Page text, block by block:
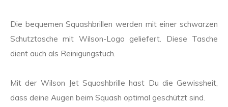
Die bequemen Squashbrillen werden mit einer schwarzen
Schutztasche mit Wilson-Logo geliefert. Diese Tasche
dient auch als Reinigungstuch.
Mit der Wilson Jet Squashbrille hast Du die Gewissheit,
dass deine Augen beim Squash optimal geschützt sind.